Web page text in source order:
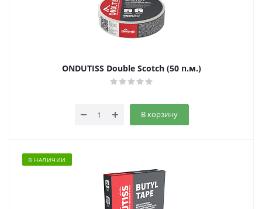
ONDUTISS Double Scotch (50 п.м.)
В корзину
В НАЛИЧИИ